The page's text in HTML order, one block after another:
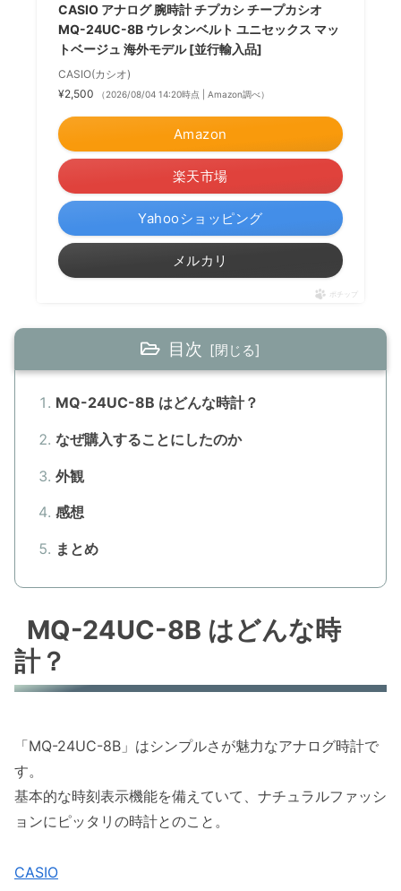
CASIO アナログ 腕時計 チプカシ チープカシオ
MQ-24UC-8B ウレタンベルト ユニセックス マッ
トベージュ 海外モデル [並行輸入品]
CASIO(カシオ)
¥2,500
（2026/08/04 14:20時点 | Amazon調べ）
Amazon
楽天市場
Yahooショッピング
メルカリ
ポチップ
目次
MQ-24UC-8B はどんな時計？
なぜ購入することにしたのか
外観
感想
まとめ
MQ-24UC-8B はどんな時
計？
「MQ-24UC-8B」はシンプルさが魅力なアナログ時計で
す。
基本的な時刻表示機能を備えていて、ナチュラルファッシ
ョンにピッタリの時計とのこと。
CASIO